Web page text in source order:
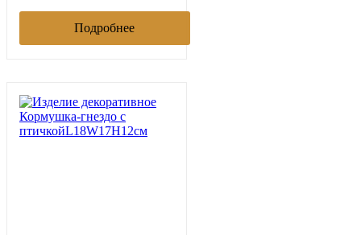
Подробнее